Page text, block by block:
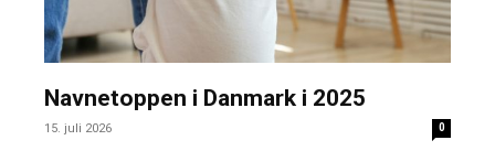
Navnetoppen i Danmark i 2025
15. juli 2026 0